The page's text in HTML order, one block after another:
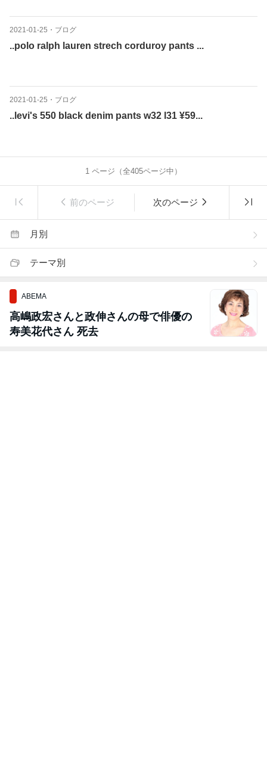
2021-01-25 ・ ブログ
..polo ralph lauren strech corduroy pants ...
2021-01-25 ・ ブログ
..levi's 550 black denim pants w32 l31 ¥59...
1 ページ（全405ページ中）
前のページ 次のページ
月別
テーマ別
ABEMA
高嶋政宏さんと政伸さんの母で俳優の
寿美花代さん 死去